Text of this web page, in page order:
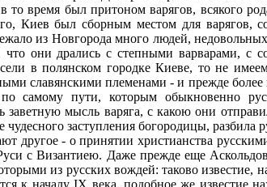
время был притоном варягов, всякого
Киев был сборным местом для варягов,
из Новгорода много людей,
они дрались с степными варварами, с
в полянском городке Киеве, то не имеем
славянскими племенами - и прежде
самому пути, которым обыкновенно
мысль варяга, с какою они
заступления богородицы,
другое - о принятии христианства
с Византиею. Даже прежде еще
из русских вождей: таково
к началу IX века, подобное же известие